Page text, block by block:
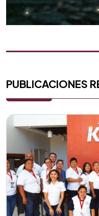
PUBLICACIONES